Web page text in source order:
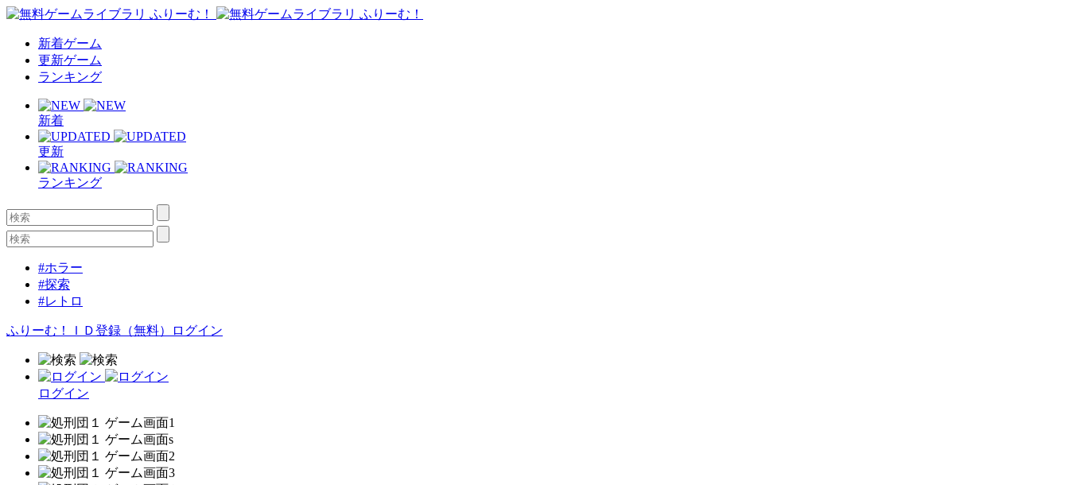
新着ゲーム
更新ゲーム
ランキング
新着
更新
ランキング
#ホラー
#探索
#レトロ
ふりーむ！ＩＤ登録（無料） ログイン
ログイン